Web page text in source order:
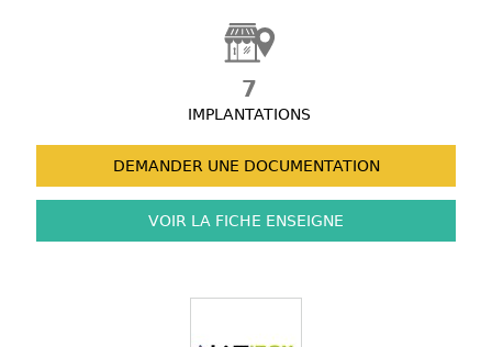
7
IMPLANTATIONS
DEMANDER UNE DOCUMENTATION
VOIR LA FICHE ENSEIGNE